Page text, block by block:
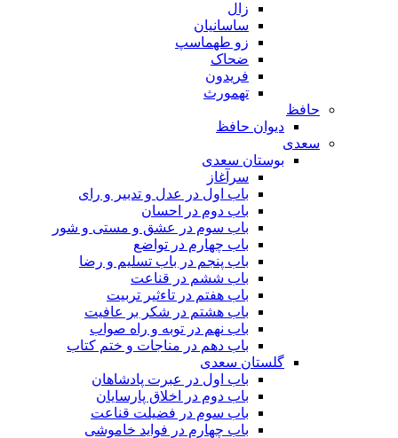
زال
ساسانیان
زو طهماسپ‏
ضحاک
فریدون
تهمورث
حافظ
دیوان حافظ
سعدی
بوستان سعدی
سرآغاز
باب اول در عدل و تدبیر و رای
باب دوم در احسان
باب سوم در عشق و مستی و شور
باب چهارم در تواضع
باب پنجم در باب تسلیم و رضا
باب ششم در قناعت
باب هفتم در تاءثیر تربیت
باب هشتم در شکر بر عافیت
باب نهم در توبه و راه صواب
باب دهم در مناجات و ختم کتاب
گلستان سعدی
باب اول در عبرت پادشاهان
باب دوم در اخلاق پارسایان
باب سوم در فضیلت قناعت
باب چهارم در فواید خاموشى